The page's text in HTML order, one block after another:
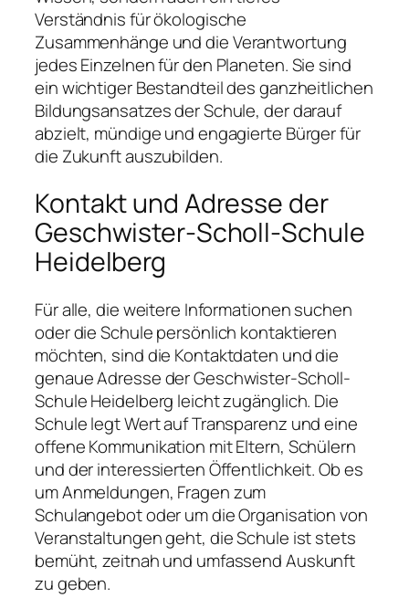
Verständnis für ökologische
Zusammenhänge und die Verantwortung
jedes Einzelnen für den Planeten. Sie sind
ein wichtiger Bestandteil des ganzheitlichen
Bildungsansatzes der Schule, der darauf
abzielt, mündige und engagierte Bürger für
die Zukunft auszubilden.
Kontakt und Adresse der
Geschwister-Scholl-Schule
Heidelberg
Für alle, die weitere Informationen suchen
oder die Schule persönlich kontaktieren
möchten, sind die Kontaktdaten und die
genaue Adresse der Geschwister-Scholl-
Schule Heidelberg leicht zugänglich. Die
Schule legt Wert auf Transparenz und eine
offene Kommunikation mit Eltern, Schülern
und der interessierten Öffentlichkeit. Ob es
um Anmeldungen, Fragen zum
Schulangebot oder um die Organisation von
Veranstaltungen geht, die Schule ist stets
bemüht, zeitnah und umfassend Auskunft
zu geben.